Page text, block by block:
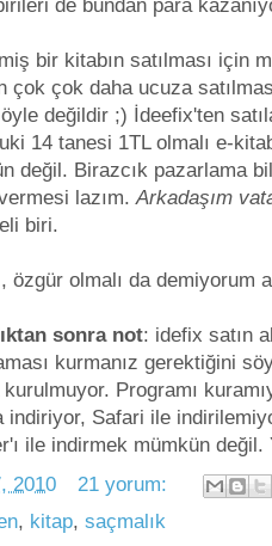
de bundan para
bir kitabın satılması için
çok çok daha ucuza
değildir ;) İdeefix'ten
14 tanesi 1TL olmalı e-
değil. Birazcık pazarlama
lazım.Arkadaşım
biri.
özgür olmalı da demiyorum
sonra not: idefix satın
kurmanız gerektiğini
Programı
indiriyor, Safari ile
ile indirmek mümkün
2010
21 yorum:
, kitap, saçmalık